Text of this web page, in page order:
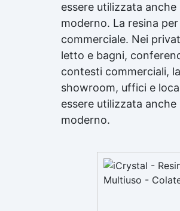
essere utilizzata
moderno. La resina
commerciale. Nei
letto e bagni,
contesti commerciali,
showroom, uffici e
essere utilizzata
moderno.